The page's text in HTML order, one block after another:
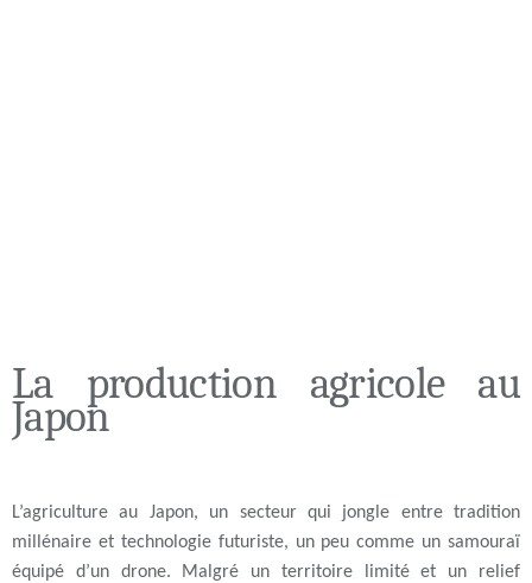
La production agricole au
Japon
L’agriculture au Japon, un secteur qui jongle entre tradition
millénaire et technologie futuriste, un peu comme un samouraï
équipé d’un drone. Malgré un territoire limité et un relief